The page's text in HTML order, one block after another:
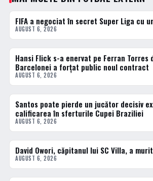
FOTBAL EXTERN
FIFA a negociat în secret Super Liga cu
AUGUST 6, 2026
FOTBAL EXTERN
Hansi Flick s-a enervat pe Ferran Torres
Barcelonei a forțat public noul contract
AUGUST 6, 2026
FOTBAL EXTERN
Santos poate pierde un jucător decisiv
calificarea în sferturile Cupei Braziliei
AUGUST 6, 2026
DIVERSE
David Owori, căpitanul lui SC Villa, a
AUGUST 6, 2026